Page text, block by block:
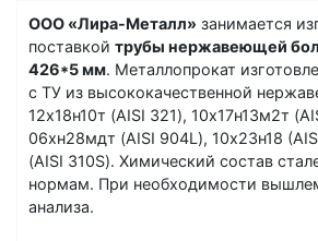
ООО «Лира-Металл» занимается
поставкой трубы нержавеющей
426*5 мм. Металлопрокат
с ТУ из высококачественной
12х18н10т (AISI 321), 10х17н13м2т
06хн28мдт (AISI 904L), 10х23н18
(AISI 310S). Химический состав
нормам. При необходимости
анализа.